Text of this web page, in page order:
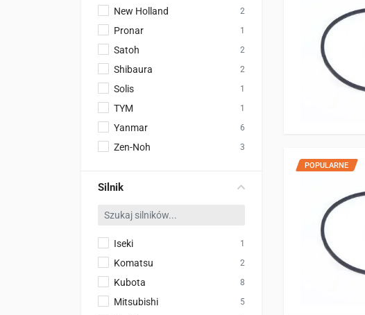
New Holland 2
Pronar 1
Satoh 2
Shibaura 2
Solis 1
TYM 1
Yanmar 6
Zen-Noh 3
Silnik
Iseki 1
Komatsu 2
Kubota 8
Mitsubishi 5
POPULARNE